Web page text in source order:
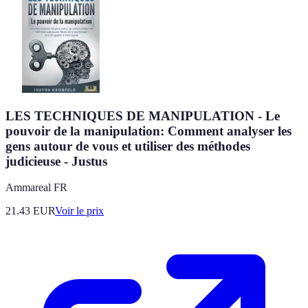
LES TECHNIQUES DE MANIPULATION - Le
pouvoir de la manipulation: Comment analyser les
gens autour de vous et utiliser des méthodes
judicieuse - Justus
Ammareal FR
21.43 EURVoir le prix